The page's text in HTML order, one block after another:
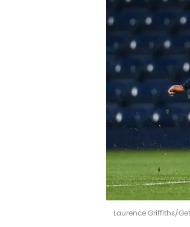
Laurence Griffiths/